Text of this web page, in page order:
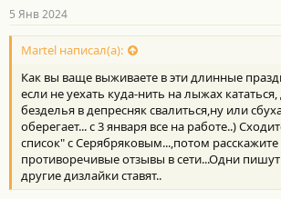
н
о
с
и
:
5 Янв 2024
Martel написал(а):
Как вы ваще выживаете в эти длинные
если не уехать куда-нить на лыжах
безделья в депресняк свалиться,ну или
оберегает... с 3 января все на работе..)
список" с Серябряковым...,потом
противоречивые отзывы в сети...Одни
другие дизлайки ставят..